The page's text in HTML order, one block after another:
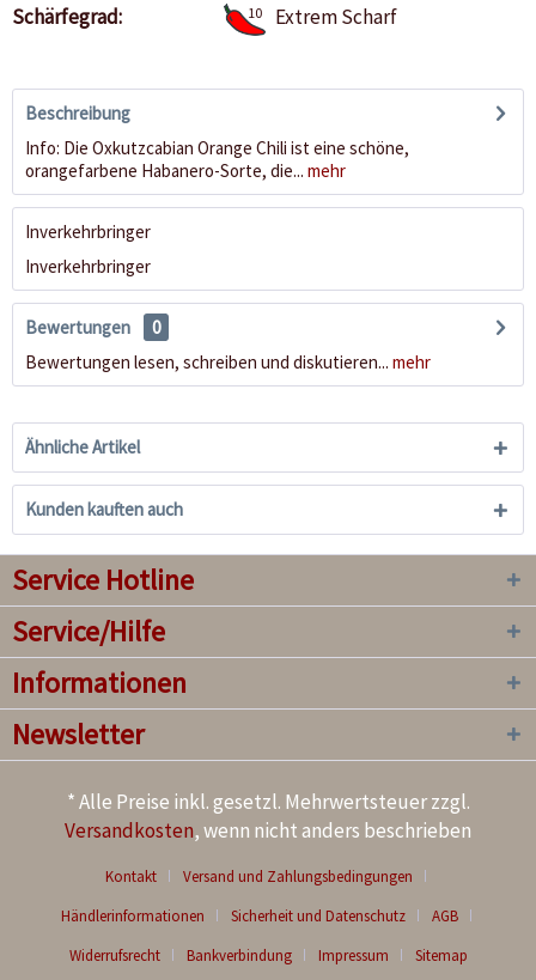
Schärfegrad:
10 Extrem Scharf
Beschreibung
Info: Die Oxkutzcabian Orange Chili ist eine schöne,
orangefarbene Habanero-Sorte, die... mehr
Inverkehrbringer
Inverkehrbringer
Bewertungen
0
Bewertungen lesen, schreiben und diskutieren... mehr
Ähnliche Artikel
Kunden kauften auch
Service Hotline
Service/Hilfe
Informationen
Newsletter
* Alle Preise inkl. gesetzl. Mehrwertsteuer zzgl.
Versandkosten, wenn nicht anders beschrieben
Kontakt
Versand und Zahlungsbedingungen
Händlerinformationen
Sicherheit und Datenschutz
AGB
Widerrufsrecht
Bankverbindung Impressum Sitemap